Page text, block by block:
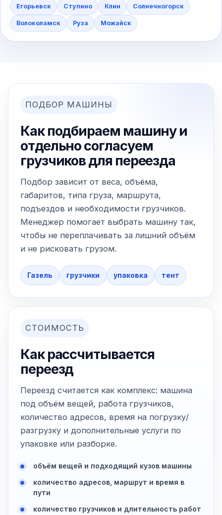
Егорьевск Ступино Клин Солнечногорск
Волоколамск Руза Можайск
ПОДБОР МАШИНЫ
Как подбираем машину и
отдельно согласуем
грузчиков для переезда
Подбор зависит от веса, объёма,
габаритов, типа груза, маршрута,
подъездов и необходимости грузчиков.
Менеджер помогает выбрать машину так,
чтобы не переплачивать за лишний объём
и не рисковать грузом.
Газель грузчики упаковка тент
СТОИМОСТЬ
Как рассчитывается
переезд
Переезд считается как комплекс: машина
под объём вещей, работа грузчиков,
количество адресов, время на погрузку/
разгрузку и дополнительные услуги по
упаковке или разборке.
объём вещей и подходящий кузов машины
количество адресов, маршрут и время в
пути
количество грузчиков и длительность работ